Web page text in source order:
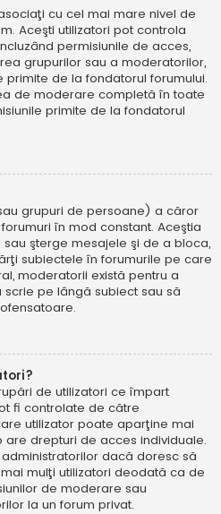
cu cel mai mare nivel de
Aceşti utilizatori pot controla
permisiunile de acces,
grupurilor sau a moderatorilor,
de la fondatorul forumului.
de moderare completă în toate
primite de la fondatorul
grupuri de persoane) a căror
în mod constant. Aceştia
şterge mesajele şi de a bloca,
subiectele în forumurile pe care
moderatorii există pentru a
pe lângă subiect sau să
de utilizatori ce împart
fi controlate de către
utilizator poate aparţine mai
drepturi de acces individuale.
dacă doresc să
mulţi utilizatori deodată ca de
de moderare sau
la un forum privat.